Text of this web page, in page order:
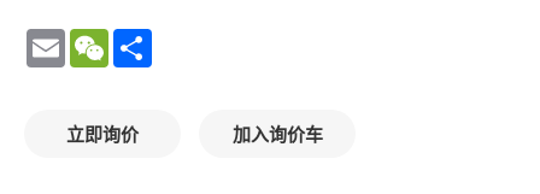
Email WeChat
立即询价 加入询价车